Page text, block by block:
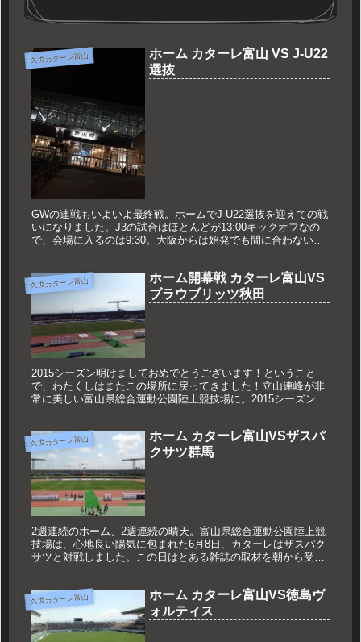
久世カターレ富山
ホーム カターレ富山 VS J-U22
選抜
GWの連戦もいよいよ最終戦。ホームでJ-U22選抜を迎えての戦
いになりました。J3の試合はほとんどが13:00キックオフなの
で、会場に入るのは9:30。大阪からは始発でも間に合わないの
久世カターレ富山
ホーム開幕戦 カターレ富山VS
ブラウブリッツ秋田
2015シーズン明けましておめでとうございます！ということ
で、わたくしはまたこの場所に戻ってきました！立山連峰が非
常に美しい富山県総合運動公園陸上競技場に。2015シーズンは
久世カターレ富山
ホーム カターレ富山VSザスパ
クサツ群馬
2週連続のホーム、2週連続の晴天。富山県総合運動公園陸上競
技場は、心地良い陽気に包まれた6月8日、カターレはザスパク
サツと対戦しました。この日はとある雑誌の取材を朝から受
久世カターレ富山
ホーム カターレ富山VS徳島ヴ
ォルティス